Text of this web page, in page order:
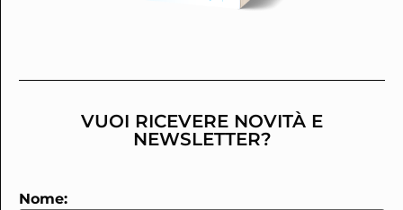
VUOI RICEVERE NOVITÀ E
NEWSLETTER?
Nome: